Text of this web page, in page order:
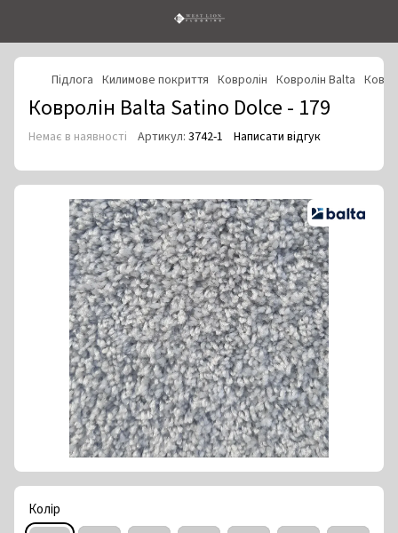
Підлога Килимове покриття Ковролін Ковролін Balta
Ковролін Balta Satino Dolce - 179
Немає в наявності Артикул: 3742-1 Написати відгук
Колір